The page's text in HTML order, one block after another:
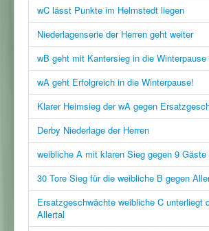
wC lässt Punkte im Helmstedt liegen
Niederlagenserie der Herren geht weiter
wB geht mit Kantersieg in die Winterpause
wA geht Erfolgreich in die Winterpause!
Klarer Heimsieg der wA gegen
Derby Niederlage der Herren
weibliche A mit klaren Sieg gegen 9
30 Tore Sieg für die weibliche B gegen
Ersatzgeschwächte weibliche C unterliegt
Allertal